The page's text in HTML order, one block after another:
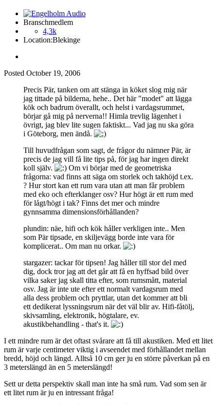
Branschmedlem
4,3k
Location:Blekinge
Posted October 19, 2006
Precis Pär, tanken om att stänga in köket slog mig när
jag tittade på bilderna, hehe.. Det här "modet" att lägga
kök och badrum överallt, och helst i vardagsrummet,
börjar gå mig på nerverna!! Himla trevlig lägenhet i
övrigt, jag blev lite sugen faktiskt... Vad jag nu ska göra
i Göteborg, men ändå.
Till huvudfrågan som sagt, de frågor du nämner Pär, är
precis de jag vill få lite tips på, för jag har ingen direkt
koll själv.
Om vi börjar med de geometriska
frågorna: vad finns att säga om storlek och takhöjd t.ex.
? Hur stort kan ett rum vara utan att man får problem
med eko och efterklanger osv? Hur högt är ett rum med
för lågt/högt i tak? Finns det mer och mindre
gynnsamma dimensionsförhållanden?
plundin: näe, hifi och kök håller verkligen inte.. Men
som Pär tipsade, en skiljevägg borde inte vara för
komplicerat.. Om man nu orkar.
stargazer: tackar för tipsen! Jag håller till stor del med
dig, dock tror jag att det går att få en hyffsad bild över
vilka saker jag skall titta efter, som rumsmått, material
osv. Jag är inte ute efter ett normalt vardagsrum med
alla dess problem och pryttlar, utan det kommer att bli
ett dedikerat lyssningsrum när det väl blir av. Hifi-fåtölj,
skivsamling, elektronik, högtalare, ev.
akustikbehandling - that's it.
I ett mindre rum är det oftast svårare att få till akustiken. Med ett litet
rum är varje centimeter viktig i avseendet med förhållandet mellan
bredd, höjd och längd. Alltså 10 cm ger ju en större påverkan på en
3 meterslängd än en 5 meterslängd!
Sett ur detta perspektiv skall man inte ha små rum. Vad som sen är
ett litet rum är ju en intressant fråga!